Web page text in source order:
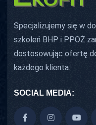
Specjalizujemy się w
szkoleń BHP i PPOŻ
dostosowując ofertę
każdego klienta.
SOCIAL MEDIA: